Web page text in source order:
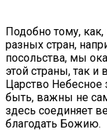
Подобно тому,
разных стран,
посольства, мы
этой страны, так
Царство Небесное
быть, важны не
здесь соединяет
благодать Божию.